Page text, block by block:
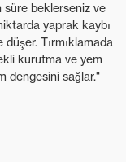
süre beklerseniz ve
yaprak kaybı
Tırmıklamada
kurutma ve yem
dengesini sağlar."